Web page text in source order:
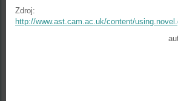
Zdroj:
http://www.ast.cam.ac.uk/content/